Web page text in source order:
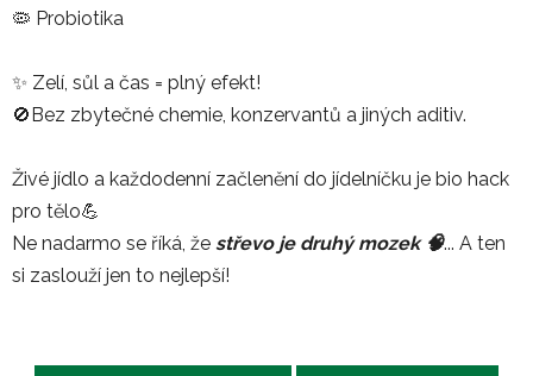
🦠 Probiotika
✨ Zelí, sůl a čas = plný efekt!
🚫Bez zbytečné chemie, konzervantů a jiných aditiv.
Živé jídlo a každodenní začlenění do jídelníčku je bio hack
pro tělo💪
Ne nadarmo se říká, že střevo je druhý mozek 🧠... A ten
si zaslouží jen to nejlepší!